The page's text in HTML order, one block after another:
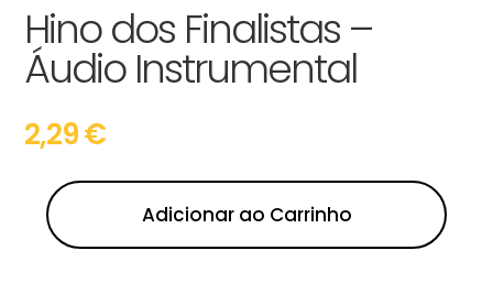
Hino dos Finalistas –
Áudio Instrumental
2,29€
Adicionar ao Carrinho